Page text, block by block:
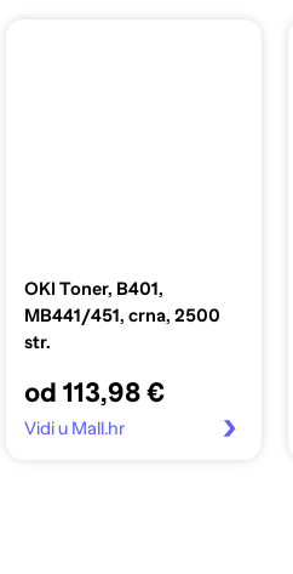
OKI Toner, B401,
MB441/451, crna, 2500
str.
od 113,98 €
Vidi u Mall.hr